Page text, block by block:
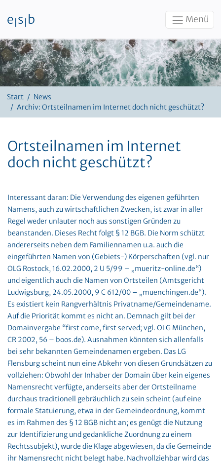
Zum Inhalt
e s b Menü
Start
News
Archiv: Ortsteilnamen im Internet doch nicht geschützt?
Ortsteilnamen im Internet
doch nicht geschützt?
Interessant daran: Die Verwendung des eigenen geführten
Namens, auch zu wirtschaftlichen Zwecken, ist zwar in aller
Regel weder unlauter noch aus sonstigen Gründen zu
beanstanden. Dieses Recht folgt § 12 BGB. Die Norm schützt
andererseits neben dem Familiennamen u.a. auch die
eingeführten Namen von (Gebiets-) Körperschaften (vgl. nur
OLG Rostock, 16.02.2000, 2 U 5/99 – „mueritz-online.de“)
und eigentlich auch die Namen von Ortsteilen (Amtsgericht
Ludwigsburg, 24.05.2000, 9 C 612/00 – „muenchingen.de“).
Es existiert kein Rangverhältnis Privatname/Gemeindename.
Auf die Priorität kommt es nicht an. Demnach gilt bei der
Domainvergabe “first come, first served; vgl. OLG München,
CR 2002, 56 – boos.de). Ausnahmen könnten sich allenfalls
bei sehr bekannten Gemeindenamen ergeben. Das LG
Flensburg scheint nun eine Abkehr von diesen Grundsätzen zu
vollziehen: Obwohl der Inhaber der Domain über kein eigenes
Namensrecht verfügte, anderseits aber der Ortsteilname
durchaus traditionell gebräuchlich zu sein scheint (auf eine
formale Statuierung, etwa in der Gemeindeordnung, kommt
es im Rahmen des § 12 BGB nicht an; es genügt die Nutzung
zur Identifizierung und gedankliche Zuordnung zu einem
Rechtssubjekt), wurde die Klage abgewiesen, da die Gemeinde
ihr Namensrecht nicht belegt habe. Nachvollziehbar wird das